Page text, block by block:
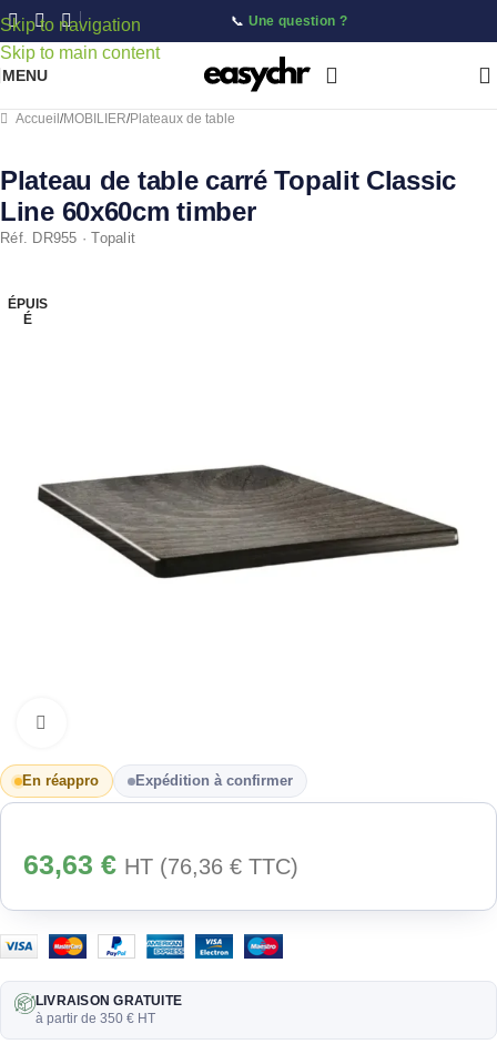
Skip to navigation
Skip to main content
📞 Une question ?
MENU
Accueil /MOBILIER/Plateaux de table
Plateau de table carré Topalit Classic
Line 60x60cm timber
Réf. DR955 · Topalit
ÉPUIS
É
En réappro Expédition à confirmer
63,63 € HT (76,36 € TTC)
LIVRAISON GRATUITE
à partir de 350 € HT